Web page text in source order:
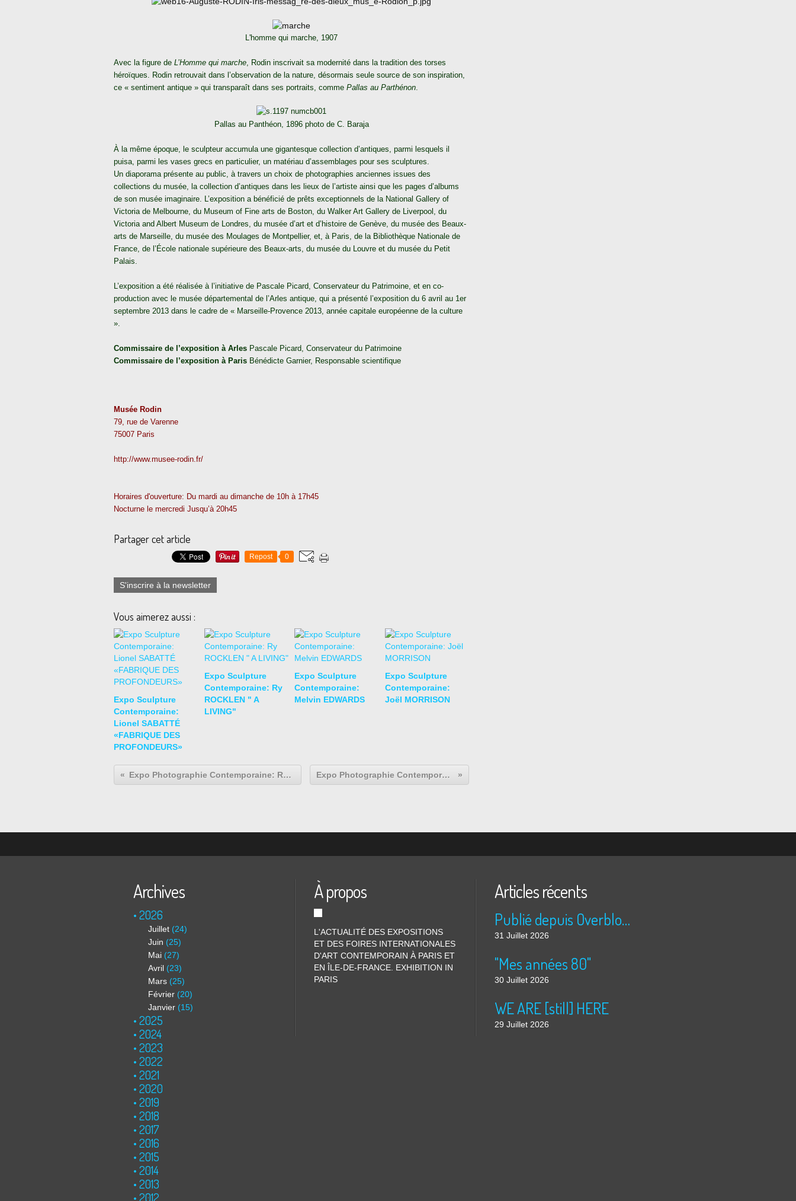
L'homme qui marche, 1907
Avec la figure de L’Homme qui marche, Rodin inscrivait sa modernité dans la tradition des torses
héroïques. Rodin retrouvait dans l’observation de la nature, désormais seule source de son inspiration,
ce « sentiment antique » qui transparaît dans ses portraits, comme Pallas au Parthénon.
Pallas au Panthéon, 1896 photo de C. Baraja
À la même époque, le sculpteur accumula une gigantesque collection d’antiques, parmi lesquels il
puisa, parmi les vases grecs en particulier, un matériau d’assemblages pour ses sculptures.
Un diaporama présente au public, à travers un choix de photographies anciennes issues des
collections du musée, la collection d’antiques dans les lieux de l’artiste ainsi que les pages d’albums
de son musée imaginaire. L’exposition a bénéficié de prêts exceptionnels de la National Gallery of
Victoria de Melbourne, du Museum of Fine arts de Boston, du Walker Art Gallery de Liverpool, du
Victoria and Albert Museum de Londres, du musée d’art et d’histoire de Genève, du musée des Beaux-
arts de Marseille, du musée des Moulages de Montpellier, et, à Paris, de la Bibliothèque Nationale de
France, de l’École nationale supérieure des Beaux-arts, du musée du Louvre et du musée du Petit
Palais.
L’exposition a été réalisée à l’initiative de Pascale Picard, Conservateur du Patrimoine, et en co-
production avec le musée départemental de l’Arles antique, qui a présenté l’exposition du 6 avril au 1er
septembre 2013 dans le cadre de « Marseille-Provence 2013, année capitale européenne de la culture
».
Commissaire de l’exposition à Arles Pascale Picard, Conservateur du Patrimoine
Commissaire de l’exposition à Paris Bénédicte Garnier, Responsable scientifique
Musée Rodin
79, rue de Varenne
75007 Paris
http://www.musee-rodin.fr/
Horaires d'ouverture: Du mardi au dimanche de 10h à 17h45
Nocturne le mercredi Jusqu’à 20h45
Partager cet article
Repost 0
S'inscrire à la newsletter
Vous aimerez aussi :
Expo Sculpture
Contemporaine:
Lionel SABATTÉ
«FABRIQUE DES
PROFONDEURS»
Expo Sculpture
Contemporaine: Ry
ROCKLEN " A
LIVING"
Expo Sculpture
Contemporaine:
Melvin EDWARDS
Expo Sculpture
Contemporaine:
Joël MORRISON
Expo Photographie Contemporaine: Raymond DEPARDON "Un moment si doux " Expo Photographie Contemporaine: AMERICANA LATINA 1960-2013
Archives
2026
Juillet (24)
Juin (25)
Mai (27)
Avril (23)
Mars (25)
Février (20)
Janvier (15)
2025
2024
2023
2022
2021
2020
2019
2018
2017
2016
2015
2014
2013
2012
À propos
L'ACTUALITÉ DES EXPOSITIONS
ET DES FOIRES INTERNATIONALES
D'ART CONTEMPORAIN À PARIS ET
EN ÎLE-DE-FRANCE. EXHIBITION IN
PARIS
Articles récents
Publié depuis Overblog et Facebook
31 Juillet 2026
"Mes années 80"
30 Juillet 2026
WE ARE [still] HERE
29 Juillet 2026